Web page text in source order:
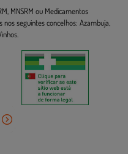
MNSRM ou Medicamentos
seguintes concelhos: Azambuja,